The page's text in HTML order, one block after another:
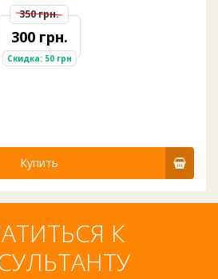
350 грн.
300 грн.
Скидка: 50 грн
Купить
К